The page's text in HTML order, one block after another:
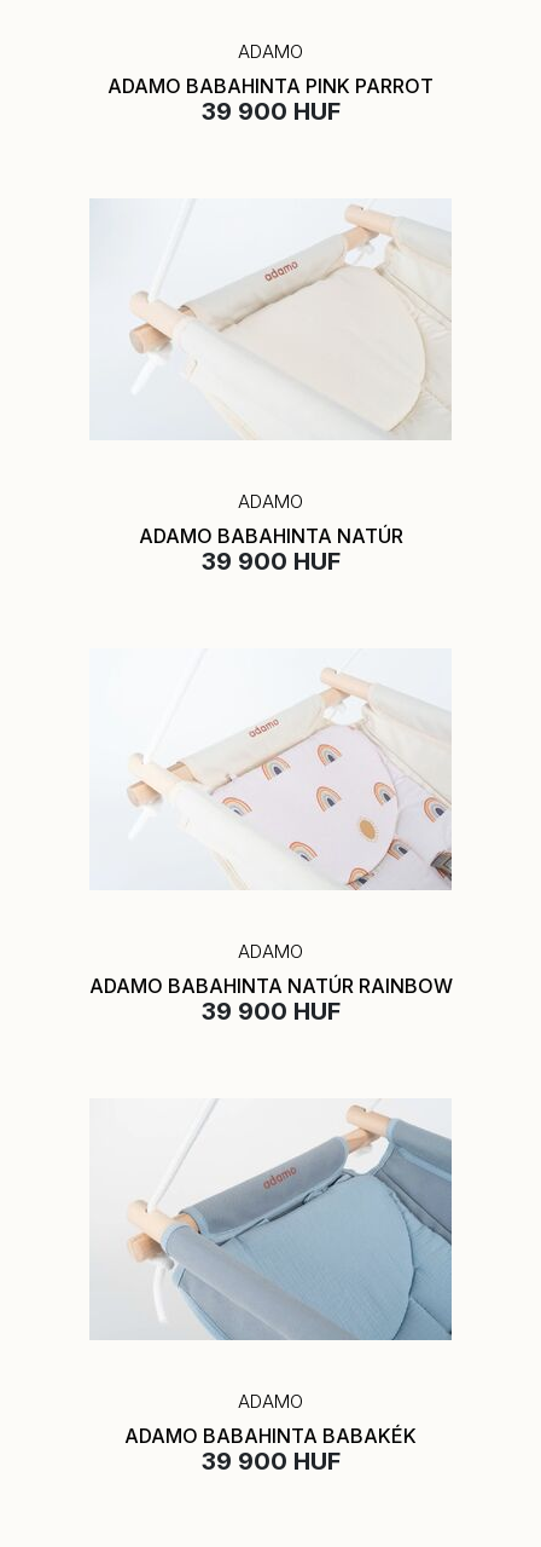
ADAMO
ADAMO BABAHINTA PINK PARROT
39 900 HUF
ADAMO
ADAMO BABAHINTA NATÚR
39 900 HUF
ADAMO
ADAMO BABAHINTA NATÚR RAINBOW
39 900 HUF
ADAMO
ADAMO BABAHINTA BABAKÉK
39 900 HUF